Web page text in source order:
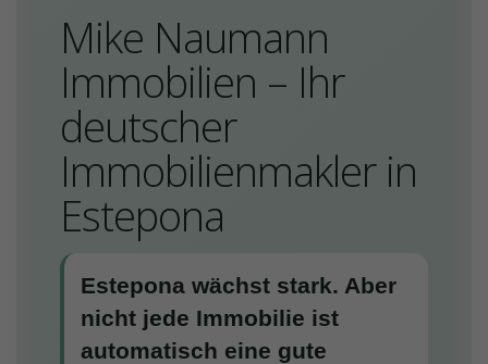
Mike Naumann
Immobilien – Ihr
deutscher
Immobilienmakler in
Estepona
Estepona wächst stark. Aber
nicht jede Immobilie ist
automatisch eine gute